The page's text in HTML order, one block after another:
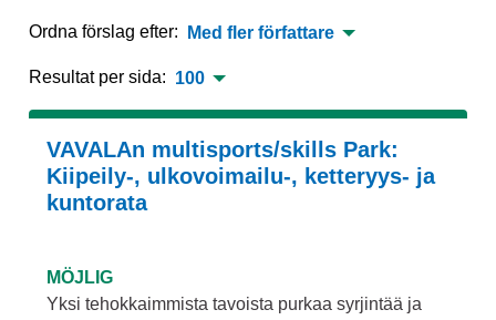
Ordna förslag efter: Med fler författare
Resultat per sida: 100
VAVALAn multisports/skills Park:
Kiipeily-, ulkovoimailu-, ketteryys- ja
kuntorata
MÖJLIG
Yksi tehokkaimmista tavoista purkaa syrjintää ja